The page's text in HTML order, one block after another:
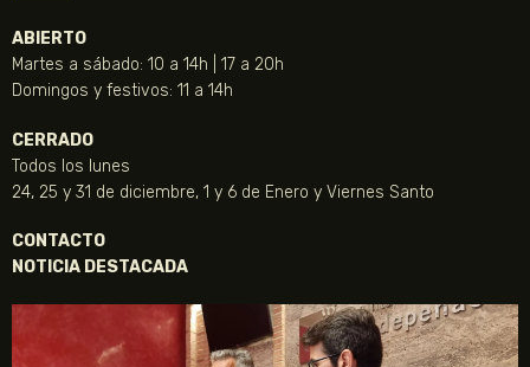
ABIERTO
Martes a sábado: 10 a 14h | 17 a 20h
Domingos y festivos: 11 a 14h
CERRADO
Todos los lunes
24, 25 y 31 de diciembre, 1 y 6 de Enero y Viernes Santo
CONTACTO
NOTICIA DESTACADA